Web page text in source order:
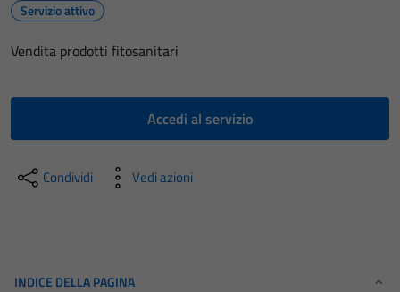
Servizio attivo
Vendita prodotti fitosanitari
Accedi al servizio
Condividi Vedi azioni
INDICE DELLA PAGINA